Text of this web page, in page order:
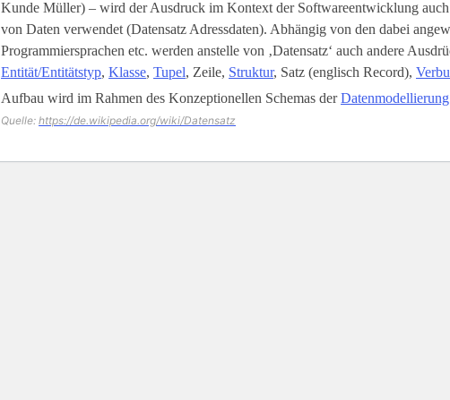
Kunde Müller) – wird der Ausdruck im Kontext der Softwareentwicklung
von Daten verwendet (Datensatz Adressdaten). Abhängig von den dabei
Programmiersprachen etc. werden anstelle von ‚Datensatz‘ auch andere
Entität/Entitätstyp, Klasse, Tupel, Zeile, Struktur, Satz (englisch Record),
Aufbau wird im Rahmen des Konzeptionellen Schemas derDatenmodellierung
Quelle: https://de.wikipedia.org/wiki/Datensatz